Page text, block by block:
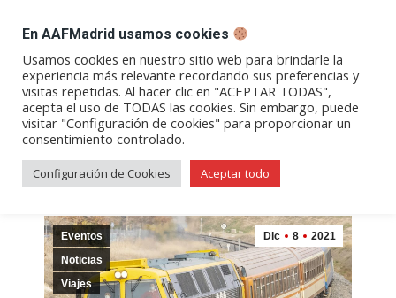
Abrir
enlace
en
una
ventana/pestaña
Abrir
enlace
en
una
ventana/pestaña
Abrir
enlace
en
una
ventana/pestaña
Abrir
enlace
en
una
Abrir
enlace
en
una
Archivos de etiqueta:Viaje
Dic 8 2021
Eventos
Noticias
Viajes
En AAFMadrid usamos cookies
Usamos cookies en nuestro sitio web para brindarle la
experiencia más relevante recordando sus preferencias y
visitas repetidas. Al hacer clic en "ACEPTAR TODAS",
acepta el uso de TODAS las cookies. Sin embargo, puede
visitar "Configuración de cookies" para proporcionar un
consentimiento controlado.
Configuración de Cookies Aceptar todo